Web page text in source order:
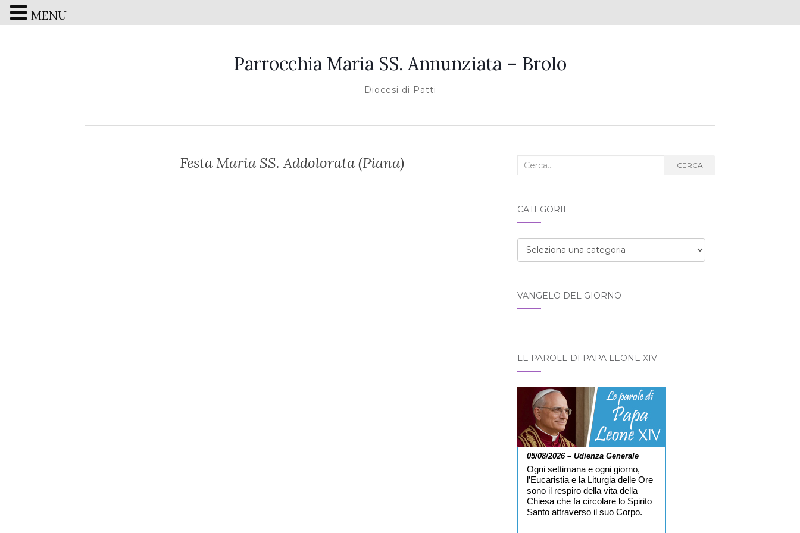
Parrocchia Maria SS. Annunziata – Brolo
Diocesi di Patti
Festa Maria SS. Addolorata (Piana)
Cerca
CERCA
CATEGORIE
Categorie
VANGELO DEL GIORNO
LE PAROLE DI PAPA LEONE XIV
05/08/2026 – Udienza Generale
Ogni settimana e ogni giorno,
l’Eucaristia e la Liturgia delle Ore
sono il respiro della vita della
Chiesa che fa circolare lo Spirito
Santo attraverso il suo Corpo.
MENU